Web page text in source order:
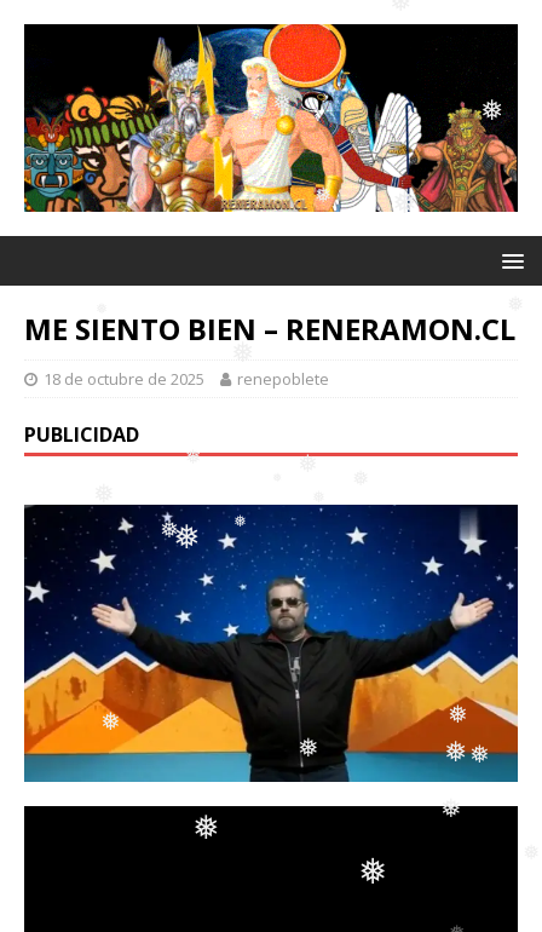
❅
❅
❅ ❅
❅ ❅
❅
❅
❅
❅
❅
❅
❅
❅
❅
❅
❅
❅
ME SIENTO BIEN – RENERAMON.CL
18 de octubre de 2025 renepoblete
PUBLICIDAD